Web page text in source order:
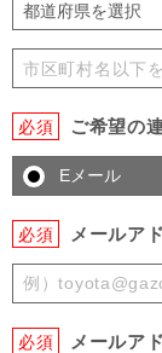
都道府県を選択
必須 ご希望の
Eメール
必須 メールア
必須 メールア